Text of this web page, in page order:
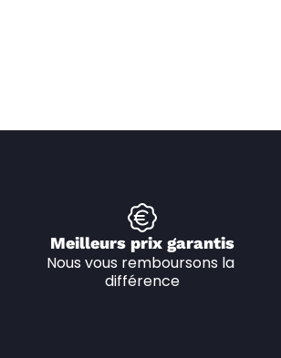
Meilleurs prix garantis
Nous vous remboursons la
différence